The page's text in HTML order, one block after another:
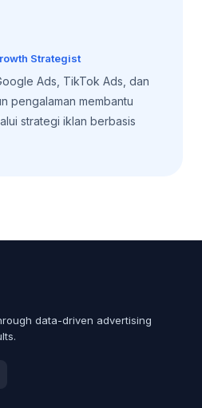
Strategist
Ads, TikTok Ads, dan
pengalaman membantu
strategi iklan berbasis
data-driven advertising